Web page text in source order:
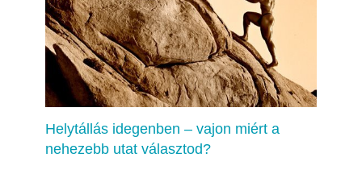
Helytállás idegenben – vajon miért a
nehezebb utat választod?